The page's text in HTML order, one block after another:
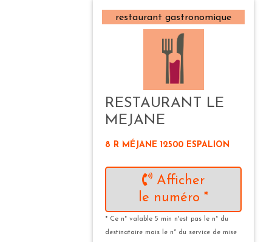
restaurant gastronomique
RESTAURANT LE
MEJANE
8 R MÉJANE 12500 ESPALION
Afficher
le numéro *
* Ce n° valable 5 min n'est pas le n° du
destinataire mais le n° du service de mise